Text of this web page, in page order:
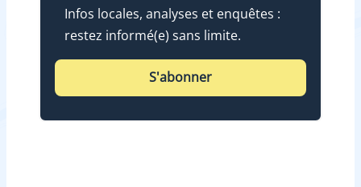
Infos locales, analyses et enquêtes :
restez informé(e) sans limite.
S'abonner